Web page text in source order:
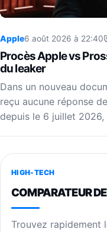
Apple6 août 2026 à 22:40
Procès Apple vs
du leaker
Dans un nouveau
reçu aucune réponse
depuis le 6 juillet
HIGH-TECH
COMPARATEUR
Trouvez rapidement